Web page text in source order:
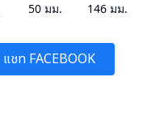
50มม. 146มม.
แชท FACEBOOK